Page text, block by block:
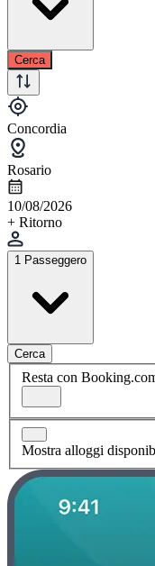
Cerca
Concordia
Rosario
10/08/2026
+ Ritorno
1 Passeggero
Cerca
Resta con
Mostra alloggi